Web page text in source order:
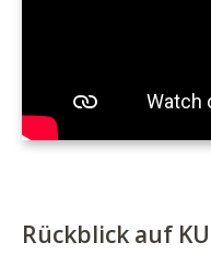
Rückblick auf